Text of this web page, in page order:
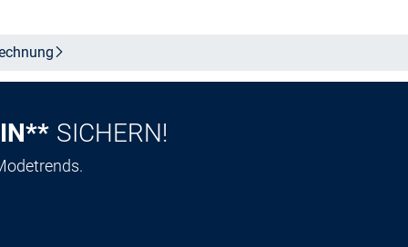
SICHERN!